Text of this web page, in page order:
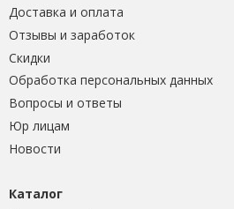
Доставка и оплата
Отзывы и заработок
Скидки
Обработка персональных данных
Вопросы и ответы
Юр лицам
Новости
Каталог